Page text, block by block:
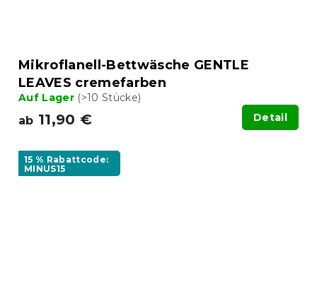
Mikroflanell-Bettwäsche GENTLE
LEAVES cremefarben
Auf Lager (>10 Stücke)
ab 11,90 € Detail
15 % Rabattcode:
MINUS15